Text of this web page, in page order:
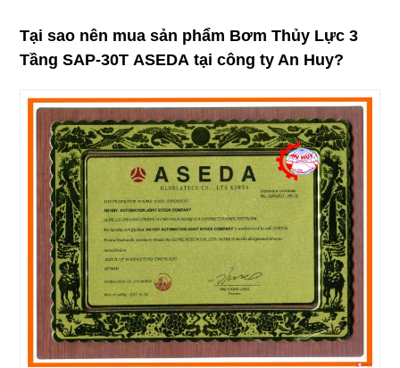
Tại sao nên mua sản phẩm Bơm Thủy Lực 3
Tầng SAP-30TASEDA tại công ty An Huy?